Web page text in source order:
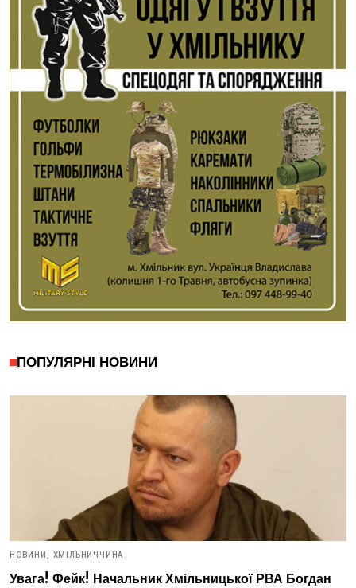
ПОПУЛЯРНІ НОВИНИ
НОВИНИ, ХМІЛЬНИЧЧИНА
Увага! Фейк! Начальник Хмільницької РВА Богдан